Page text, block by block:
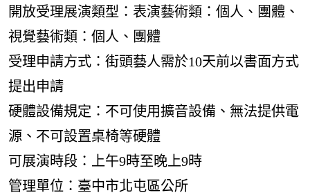
開放受理展演類型：表演藝術類：個人、團體、
視覺藝術類：個人、團體
受理申請方式：街頭藝人需於10天前以書面方式
提出申請
硬體設備規定：不可使用擴音設備、無法提供電
源、不可設置桌椅等硬體
可展演時段：上午9時至晚上9時
管理單位：臺中市北屯區公所